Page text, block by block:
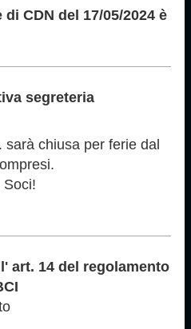
CDN del 17/05/2024 è
segreteria
sarà chiusa per ferie dal
Soci!
art. 14 del regolamento